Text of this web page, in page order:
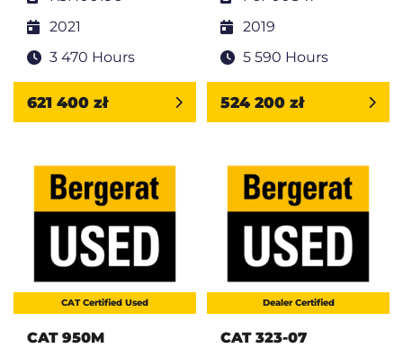
2021
3 470 Hours
621 400 zł
2019
5 590 Hours
524 200 zł
CAT Certified Used
CAT 950M
Dealer Certified
CAT 323-07